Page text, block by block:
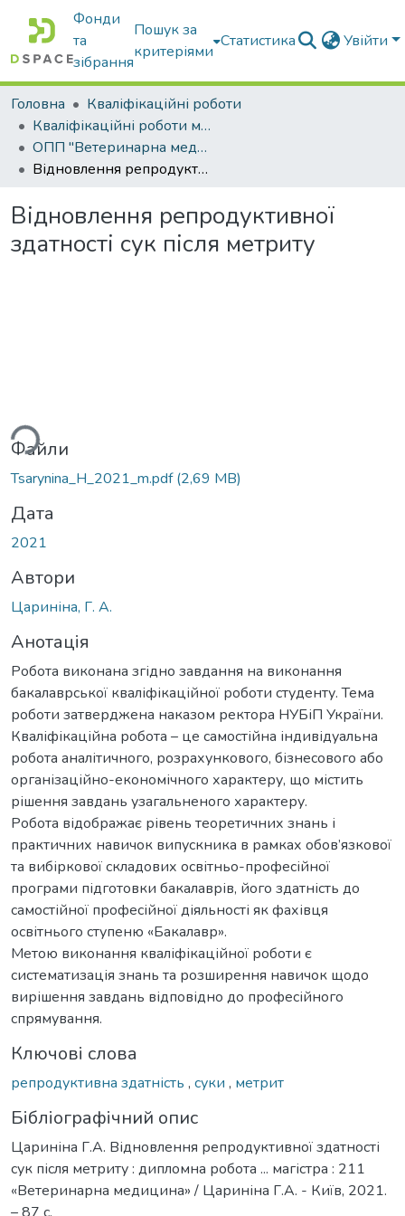
Фонди
та
зібрання
Пошук за
критеріями
Статистика Увійти
Головна
Кваліфікаційні роботи
Кваліфікаційні роботи магістрів
ОПП "Ветеринарна медицина"
Відновлення репродуктивної здатності сук після метриту
Відновлення репродуктивної
здатності сук після метриту
Файли
Tsarynina_H_2021_m.pdf(2,69 MB)
Дата
2021
Автори
Цариніна, Г. А.
Анотація
Робота виконана згідно завдання на виконання
бакалаврської кваліфікаційної роботи студенту. Тема
роботи затверджена наказом ректора НУБіП України.
Кваліфікаційна робота – це самостійна індивідуальна
робота аналітичного, розрахункового, бізнесового або
організаційно-економічного характеру, що містить
рішення завдань узагальненого характеру.
Робота відображає рівень теоретичних знань і
практичних навичок випускника в рамках обов’язкової
та вибіркової складових освітньо-професійної
програми підготовки бакалаврів, його здатність до
самостійної професійної діяльності як фахівця
освітнього ступеню «Бакалавр».
Метою виконання кваліфікаційної роботи є
систематизація знань та розширення навичок щодо
вирішення завдань відповідно до професійного
спрямування.
Ключові слова
репродуктивна здатність , суки , метрит
Бібліографічний опис
Цариніна Г.А. Відновлення репродуктивної здатності
сук після метриту : дипломна робота ... магістра : 211
«Ветеринарна медицина» / Цариніна Г.А. - Київ, 2021.